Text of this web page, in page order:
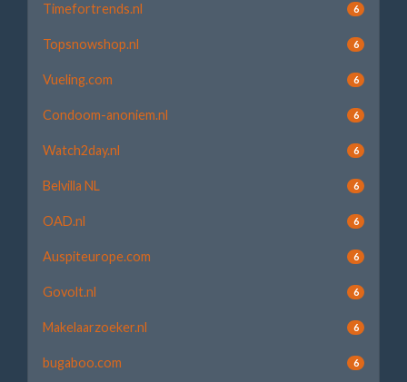
Timefortrends.nl 6
Topsnowshop.nl 6
Vueling.com 6
Condoom-anoniem.nl 6
Watch2day.nl 6
Belvilla NL 6
OAD.nl 6
Auspiteurope.com 6
Govolt.nl 6
Makelaarzoeker.nl 6
bugaboo.com 6